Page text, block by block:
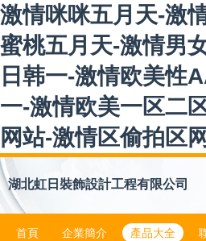
激情咪咪五月天-激
蜜桃五月天-激情男
日韩一-激情欧美性
一-激情欧美一区二
网站-激情区偷拍区
湖北虹日裝飾設計工程有限公司
首頁 企業簡介 產品大全